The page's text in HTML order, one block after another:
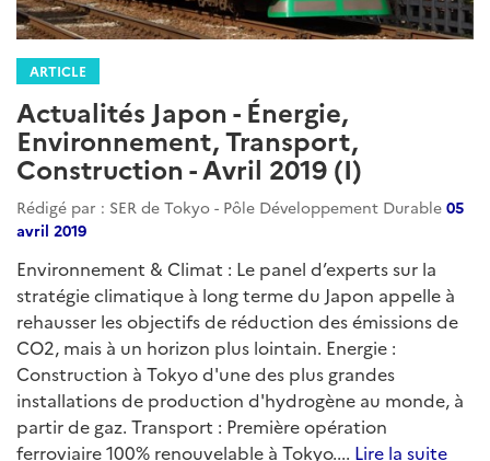
Catégories
:
japon-developpementdurable
actualites-developpementdurable-japon
climat-attenuation
energies-renouvelables
transition-energetique
transport-aerien
construction
ville-durable urbanisme
recherche-developpement